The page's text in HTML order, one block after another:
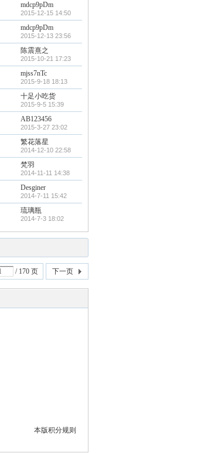
mdcp9pDm
2015-12-15 14:50
mdcp9pDm
2015-12-13 23:56
陈震熹之
2015-10-21 17:23
mjss7nTc
2015-9-18 18:13
十足小吃货
2015-9-5 15:39
AB123456
2015-3-27 23:02
繁花落星
2014-12-10 22:58
梵羽
2014-11-11 14:38
Desginer
2014-7-11 15:42
琉璃瓶
2014-7-3 18:02
/ 170 页 下一页
本版积分规则